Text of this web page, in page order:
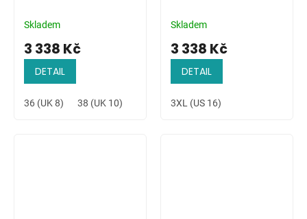
Skladem
3 338 Kč
DETAIL
36 (UK 8) 38 (UK 10) 40 (UK 12) 42 (UK 14)
Skladem
3 338 Kč
DETAIL
3XL (US 16)